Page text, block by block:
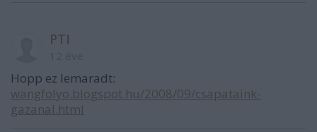
PTI
Hopp ez lemaradt:
wangfolyo.blogspot.hu/2008/09/csapataink-
gazanal.html